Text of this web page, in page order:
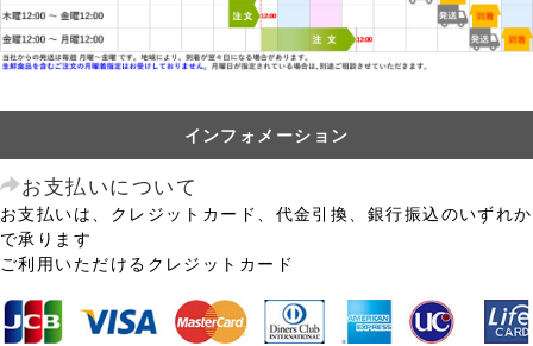
インフォメーション
お支払いについて
お支払いは、クレジットカード、代金引換、銀行振込のいずれか
で承ります
ご利用いただけるクレジットカード